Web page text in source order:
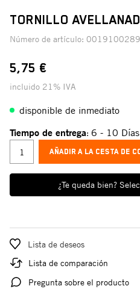
TORNILLO
Número de artículo:
5,75 €
incluido 21% IVA
disponible de inmediato
Tiempo de entrega: 6 - 10
¿Te queda bien?
AÑADIR A LA CESTA DE
Lista de deseos
Lista de comparación
Pregunta sobre el producto